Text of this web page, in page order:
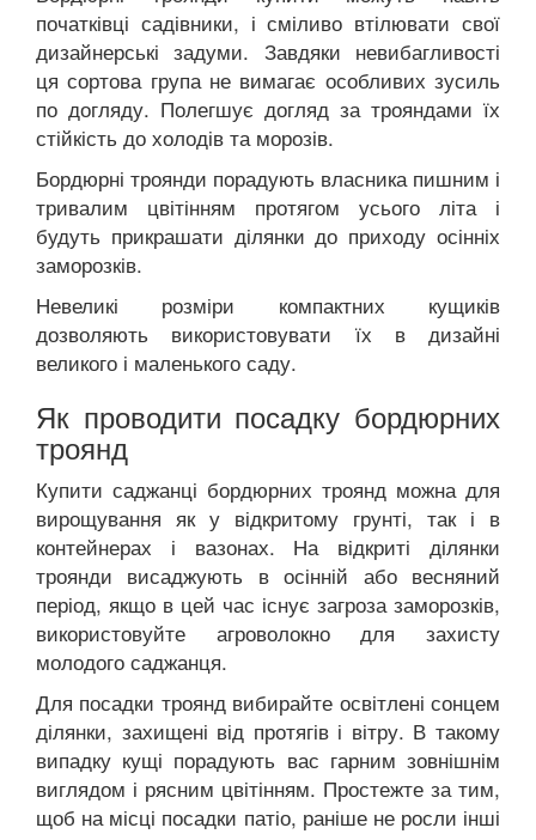
початківці садівники, і сміливо втілювати свої
дизайнерські задуми. Завдяки невибагливості
ця сортова група не вимагає особливих зусиль
по догляду. Полегшує догляд за трояндами їх
стійкість до холодів та морозів.
Бордюрні троянди порадують власника пишним і
тривалим цвітінням протягом усього літа і
будуть прикрашати ділянки до приходу осінніх
заморозків.
Невеликі розміри компактних кущиків
дозволяють використовувати їх в дизайні
великого і маленького саду.
Як проводити посадку бордюрних
троянд
Купити саджанці бордюрних троянд можна для
вирощування як у відкритому грунті, так і в
контейнерах і вазонах. На відкриті ділянки
троянди висаджують в осінній або весняний
період, якщо в цей час існує загроза заморозків,
використовуйте агроволокно для захисту
молодого саджанця.
Для посадки троянд вибирайте освітлені сонцем
ділянки, захищені від протягів і вітру. В такому
випадку кущі порадують вас гарним зовнішнім
виглядом і рясним цвітінням. Простежте за тим,
щоб на місці посадки патіо, раніше не росли інші